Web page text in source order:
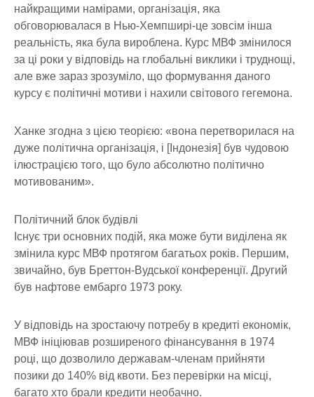
найкращими намірами, організація, яка
обговорювалася в Нью-Хемпширі-це зовсім інша
реальність, яка була вироблена. Курс МВФ змінилося
за ці роки у відповідь на глобальні виклики і труднощі,
але вже зараз зрозуміло, що формування даного
курсу є політичні мотиви і нахили світового гегемона.
Ханке згодна з цією теорією: «вона перетворилася на
дуже політична організація, і [Індонезія] був чудовою
ілюстрацією того, що було абсолютно політично
мотивованим».
Політичний блок будівлі
Існує три основних подій, яка може бути виділена як
змінила курс МВФ протягом багатьох років. Першим,
звичайно, був Бреттон-Вудської конференції. Другий
був нафтове ембарго 1973 року.
У відповідь на зростаючу потребу в кредиті економік,
МВФ ініціював розширеного фінансування в 1974
році, що дозволило державам-членам прийняти
позики до 140% від квоти. Без перевірки на місці,
багато хто брали кредити необачно.